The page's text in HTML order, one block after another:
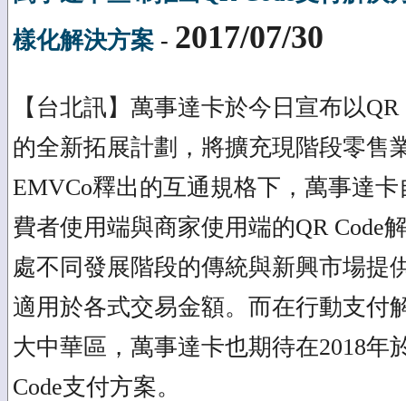
樣化解決方案 - 2017/07/30
【台北訊】萬事達卡於今日宣布以
的全新拓展計劃，將擴充現階段零售
EMVCo釋出的互通規格下，萬事達
費者使用端與商家使用端的QR Code
處不同發展階段的傳統與新興市場提
適用於各式交易金額。而在行動支付
大中華區，萬事達卡也期待在2018年
Code支付方案。